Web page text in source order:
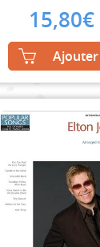
15,80€
Ajouter